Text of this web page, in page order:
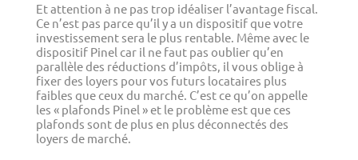
Et attention à ne pas trop idéaliser l’avantage fiscal.
Ce n’est pas parce qu’il y a un dispositif que votre
investissement sera le plus rentable. Même avec le
dispositif Pinel car il ne faut pas oublier qu’en
parallèle des réductions d’impôts, il vous oblige à
fixer des loyers pour vos futurs locataires plus
faibles que ceux du marché. C’est ce qu’on appelle
les « plafonds Pinel » et le problème est que ces
plafonds sont de plus en plus déconnectés des
loyers de marché.